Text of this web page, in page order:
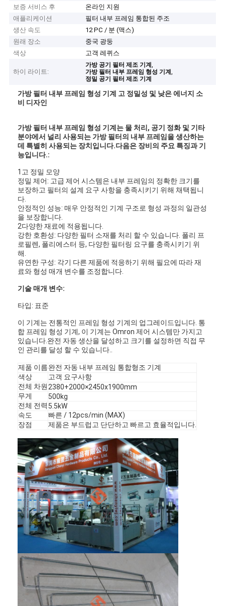
비디오
보증 서비스 후
온라인 지원
애플리케이션
필터 내부 프레임 통합된 주조
생산 속도
12 PC / 분 (맥스)
원래 장소
중국 광둥
색상
고객 레퀴스
하이 라이트:
가방 공기 필터 제조 기계,
가방 필터 내부 프레임 형성 기계,
정밀 공기 필터 제조 기계
가방 필터 내부 프레임 형성 기계 고 정밀성 및 낮은 에너지 소
비 디자인
가방 필터 내부 프레임 형성 기계는 물 처리, 공기 정화 및 기타
분야에서 널리 사용되는 가방 필터의 내부 프레임을 생산하는
데 특별히 사용되는 장치입니다.다음은 장비의 주요 특징과 기
능입니다.:
1고 정밀 모양
정밀 제어: 고급 제어 시스템은 내부 프레임의 정확한 크기를
보장하고 필터의 설계 요구 사항을 충족시키기 위해 채택됩니
다.
안정적인 성능: 매우 안정적인 기계 구조로 형성 과정의 일관성
을 보장합니다.
2다양한 재료에 적용됩니다.
강한 호환성: 다양한 필터 소재를 처리 할 수 있습니다. 폴리 프
로필렌, 폴리에스터 등, 다양한 필터링 요구를 충족시키기 위
해.
유연한 구성: 각기 다른 제품에 적응하기 위해 필요에 따라 재
료와 형성 매개 변수를 조정합니다.
기술 매개 변수:
타입: 표준
이 기계는 전통적인 프레임 형성 기계의 업그레이드입니다. 통
합 프레임 형성 기계, 이 기계는 Omron 제어 시스템만 가지고
있습니다.완전 자동 생산을 달성하고 크기를 설정하면 직접 무
인 관리를 달성 할 수 있습니다..
제품 이름완전 자동 내부 프레임 통합형조 기계
색상
고객 요구사항
전체 차원 2380+2000×2450x1900mm
무게
500kg
전체 전력 5.5kW
속도
빠른 / 12pcs/min (MAX)
장점
제품은 부드럽고 단단하고 빠르고 효율적입니다.